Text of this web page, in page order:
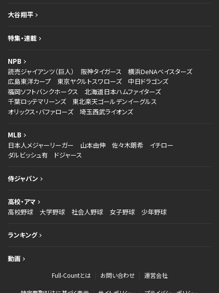
大谷翔平
特集・連載
NPB
読売ジャイアンツ（巨人）
阪神タイガース
横浜DeNAベイスターズ
広島東洋カープ
東京ヤクルトスワローズ
中日ドラゴンズ
福岡ソフトバンクホークス
北海道日本ハムファイターズ
千葉ロッテマリーンズ
東北楽天ゴールデンイーグルス
オリックス・バファローズ
埼玉西武ライオンズ
MLB
日本人メジャーリーガー
山本由伸 佐々木朗希
イチロー
ダルビッシュ有
ドジャース
侍ジャパン
高校・アマ
高校野球
大学野球 社会人野球 女子野球 少年野球
ランキング
動画
Full-Countとは お問い合わせ 運営会社